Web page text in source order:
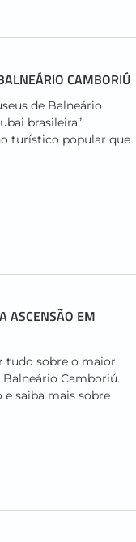
CAMBORIÚ
de Balneário
brasileira”
turístico popular que
ASCENSÃO EM
tudo sobre o maior
Camboriú.
saiba mais sobre